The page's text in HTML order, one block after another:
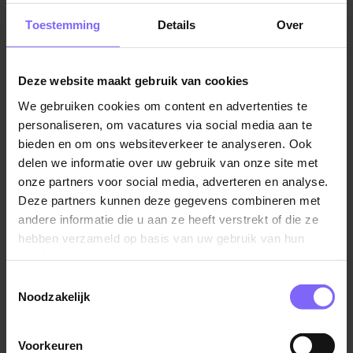
Toestemming Details Over
Deze website maakt gebruik van cookies
We gebruiken cookies om content en advertenties te
personaliseren, om vacatures via social media aan te
bieden en om ons websiteverkeer te analyseren. Ook
delen we informatie over uw gebruik van onze site met
onze partners voor social media, adverteren en analyse.
Deze partners kunnen deze gegevens combineren met
andere informatie die u aan ze heeft verstrekt of die ze
hebben verzameld op basis van uw gebruik van hun
Noodzakelijk
Voorkeuren
makkelijk geweest!
Zelfs als je niet zoekt naar fulltime vacatures in
mogelijkheden beschikbaar, zoals parttime vacatures
in Heerlen. Wil jij graag een extra centje bijverdienen?
Bekijk dan hier de vacatures voor eenbijbaan in
Heerlen!
Verschillende sectoren kampen met een tekort aan
werkkrachten. Veel organisaties zijn door deze krapte
op zoek naar parttime medewerkers, waaronder de
zorg- en onderwijssector. Daarom zijn er ook veel
vacatures in Heerlen voor een parttime baan.
Werk in Heerlen bij de grootste bedrijven
hier op een rijtje gezet. Dit zijn namelijk de grootste